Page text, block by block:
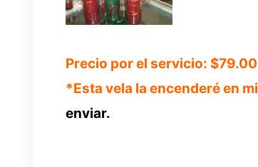
Precio por el servicio: $79.00
*Esta vela la encenderé en mi
enviar.